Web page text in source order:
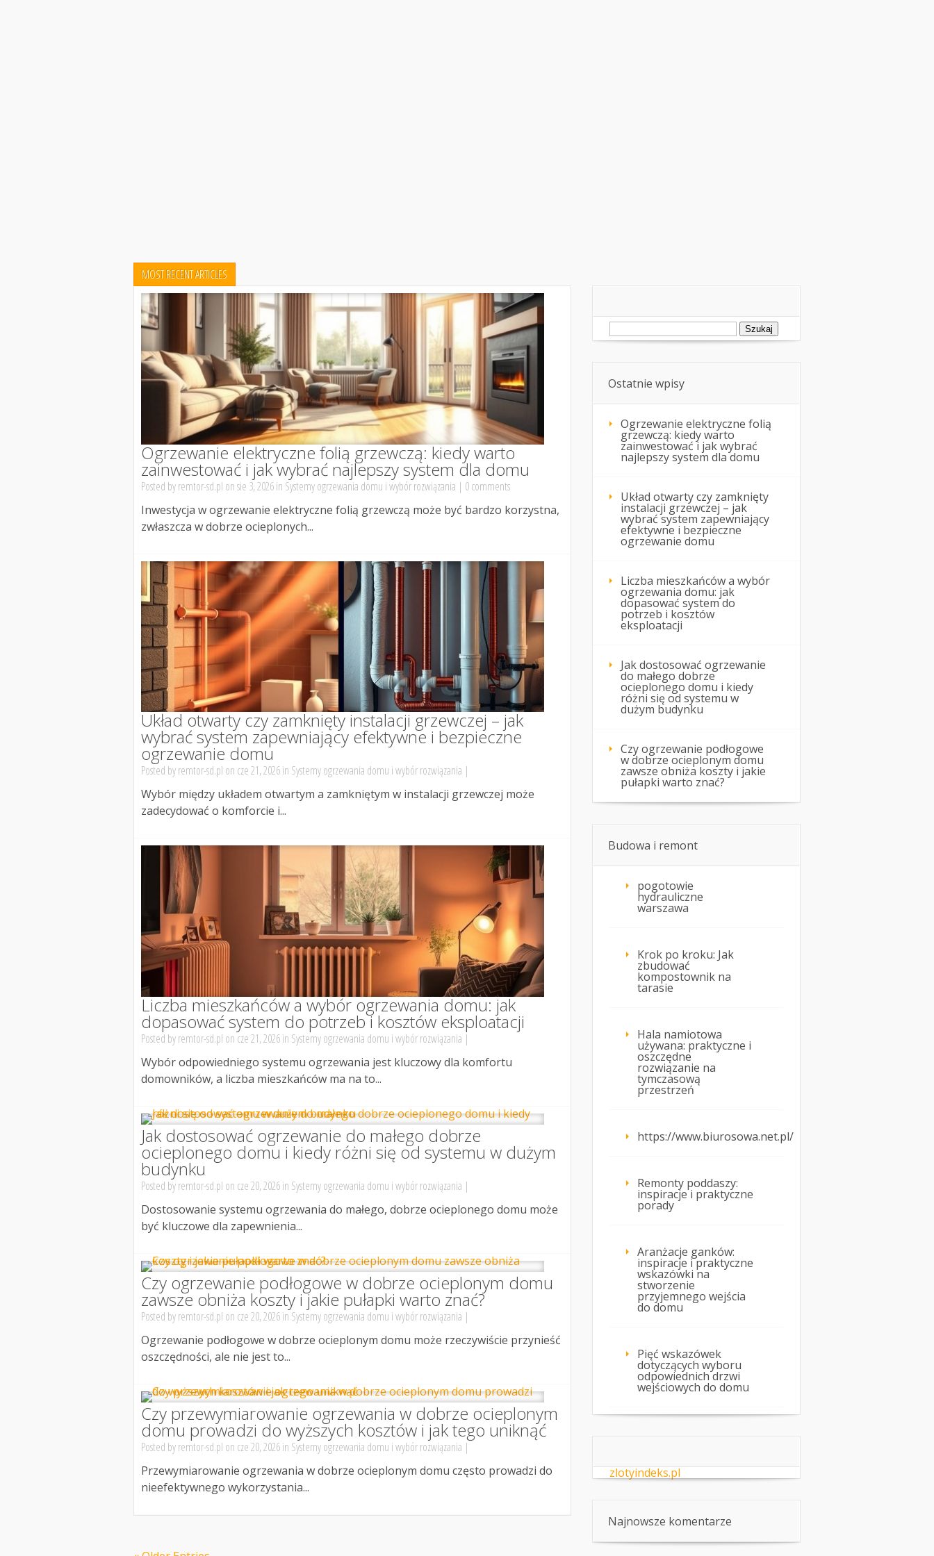
MOST RECENT ARTICLES
Ogrzewanie elektryczne folią grzewczą: kiedy warto
zainwestować i jak wybrać najlepszy system dla domu
Posted byremtor-sd.pl on sie 3, 2026 in Systemy ogrzewania domu i wybór rozwiązania | 0 comments
Inwestycja w ogrzewanie elektryczne folią grzewczą może być bardzo korzystna,
zwłaszcza w dobrze ocieplonych...
Układ otwarty czy zamknięty instalacji grzewczej – jak
wybrać system zapewniający efektywne i bezpieczne
ogrzewanie domu
Posted byremtor-sd.pl on cze 21, 2026 in Systemy ogrzewania domu i wybór rozwiązania |
Wybór między układem otwartym a zamkniętym w instalacji grzewczej może
zadecydować o komforcie i...
Liczba mieszkańców a wybór ogrzewania domu: jak
dopasować system do potrzeb i kosztów eksploatacji
Posted byremtor-sd.pl on cze 21, 2026 in Systemy ogrzewania domu i wybór rozwiązania |
Wybór odpowiedniego systemu ogrzewania jest kluczowy dla komfortu
domowników, a liczba mieszkańców ma na to...
Jak dostosować ogrzewanie do małego dobrze
ocieplonego domu i kiedy różni się od systemu w dużym
budynku
Posted byremtor-sd.pl on cze 20, 2026 in Systemy ogrzewania domu i wybór rozwiązania |
Dostosowanie systemu ogrzewania do małego, dobrze ocieplonego domu może
być kluczowe dla zapewnienia...
Czy ogrzewanie podłogowe w dobrze ocieplonym domu
zawsze obniża koszty i jakie pułapki warto znać?
Posted byremtor-sd.pl on cze 20, 2026 in Systemy ogrzewania domu i wybór rozwiązania |
Ogrzewanie podłogowe w dobrze ocieplonym domu może rzeczywiście przynieść
oszczędności, ale nie jest to...
Czy przewymiarowanie ogrzewania w dobrze ocieplonym
domu prowadzi do wyższych kosztów i jak tego uniknąć
Posted byremtor-sd.pl on cze 20, 2026 in Systemy ogrzewania domu i wybór rozwiązania |
Przewymiarowanie ogrzewania w dobrze ocieplonym domu często prowadzi do
nieefektywnego wykorzystania...
Szukaj:
Ostatnie wpisy
Ogrzewanie elektryczne folią
grzewczą: kiedy warto
zainwestować i jak wybrać
najlepszy system dla domu
Układ otwarty czy zamknięty
instalacji grzewczej – jak
wybrać system zapewniający
efektywne i bezpieczne
ogrzewanie domu
Liczba mieszkańców a wybór
ogrzewania domu: jak
dopasować system do
potrzeb i kosztów
eksploatacji
Jak dostosować ogrzewanie
do małego dobrze
ocieplonego domu i kiedy
różni się od systemu w
dużym budynku
Czy ogrzewanie podłogowe
w dobrze ocieplonym domu
zawsze obniża koszty i jakie
pułapki warto znać?
Budowa i remont
pogotowie
hydrauliczne
warszawa
Krok po kroku: Jak
zbudować
kompostownik na
tarasie
Hala namiotowa
używana: praktyczne i
oszczędne
rozwiązanie na
tymczasową
przestrzeń
https://www.biurosowa.net.pl/
Remonty poddaszy:
inspiracje i praktyczne
porady
Aranżacje ganków:
inspiracje i praktyczne
wskazówki na
stworzenie
przyjemnego wejścia
do domu
Pięć wskazówek
dotyczących wyboru
odpowiednich drzwi
wejściowych do domu
zlotyindeks.pl
Najnowsze komentarze